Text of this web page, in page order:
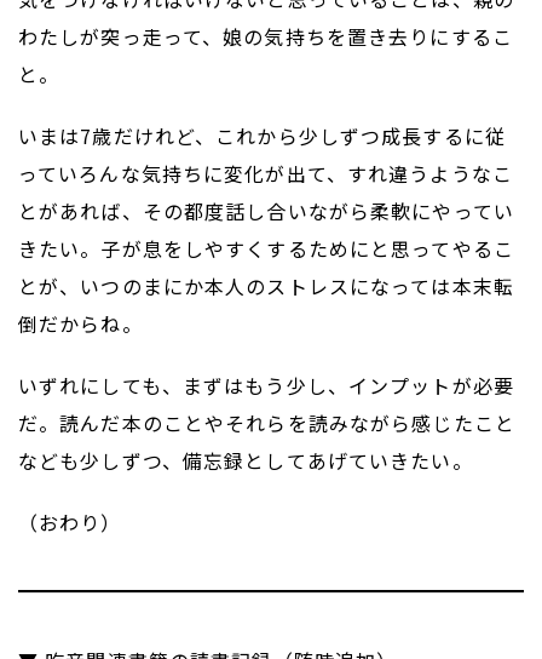
わたしが突っ走って、娘の気持ちを置き去りにするこ
と。
いまは7歳だけれど、これから少しずつ成長するに従
っていろんな気持ちに変化が出て、すれ違うようなこ
とがあれば、その都度話し合いながら柔軟にやってい
きたい。子が息をしやすくするためにと思ってやるこ
とが、いつのまにか本人のストレスになっては本末転
倒だからね。
いずれにしても、まずはもう少し、インプットが必要
だ。読んだ本のことやそれらを読みながら感じたこと
なども少しずつ、備忘録としてあげていきたい。
（おわり）